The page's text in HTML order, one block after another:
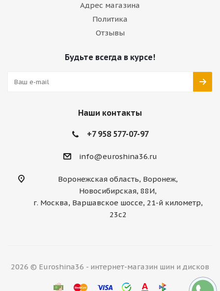
Адрес магазина
Политика
Отзывы
Будьте всегда в курсе!
Наши контакты
+7 958 577-07-97
info@euroshina36.ru
Воронежская область, Воронеж,
Новосибирская, 88И,
г. Москва, Варшавское шоссе, 21-й километр,
23с2
2026 © Euroshina36 - интернет-магазин шин и дисков